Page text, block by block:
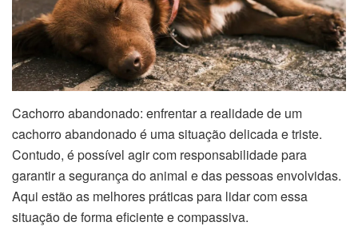
Cachorro abandonado: enfrentar a realidade de um
cachorro abandonado é uma situação delicada e triste.
Contudo, é possível agir com responsabilidade para
garantir a segurança do animal e das pessoas envolvidas.
Aqui estão as melhores práticas para lidar com essa
situação de forma eficiente e compassiva.